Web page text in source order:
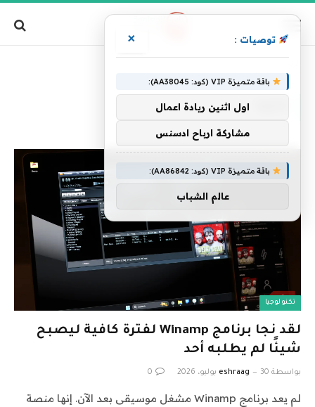
تكنولوجيا
لقد نجا برنامج Winamp لفترة كافية ليصبح
شيئًا لم يطلبه أحد
بواسطة eshraag 30 يوليو، 2026 0
لم يعد برنامج Winamp مشغل موسيقى بعد الآن. إنها منصة
توصيات : ×
باقة متميزة VIP (كود: AA38045):
اول اثنين ريادة اعمال
مشاركة ارباح ادسنس
باقة متميزة VIP (كود: AA86842):
عالم الشباب